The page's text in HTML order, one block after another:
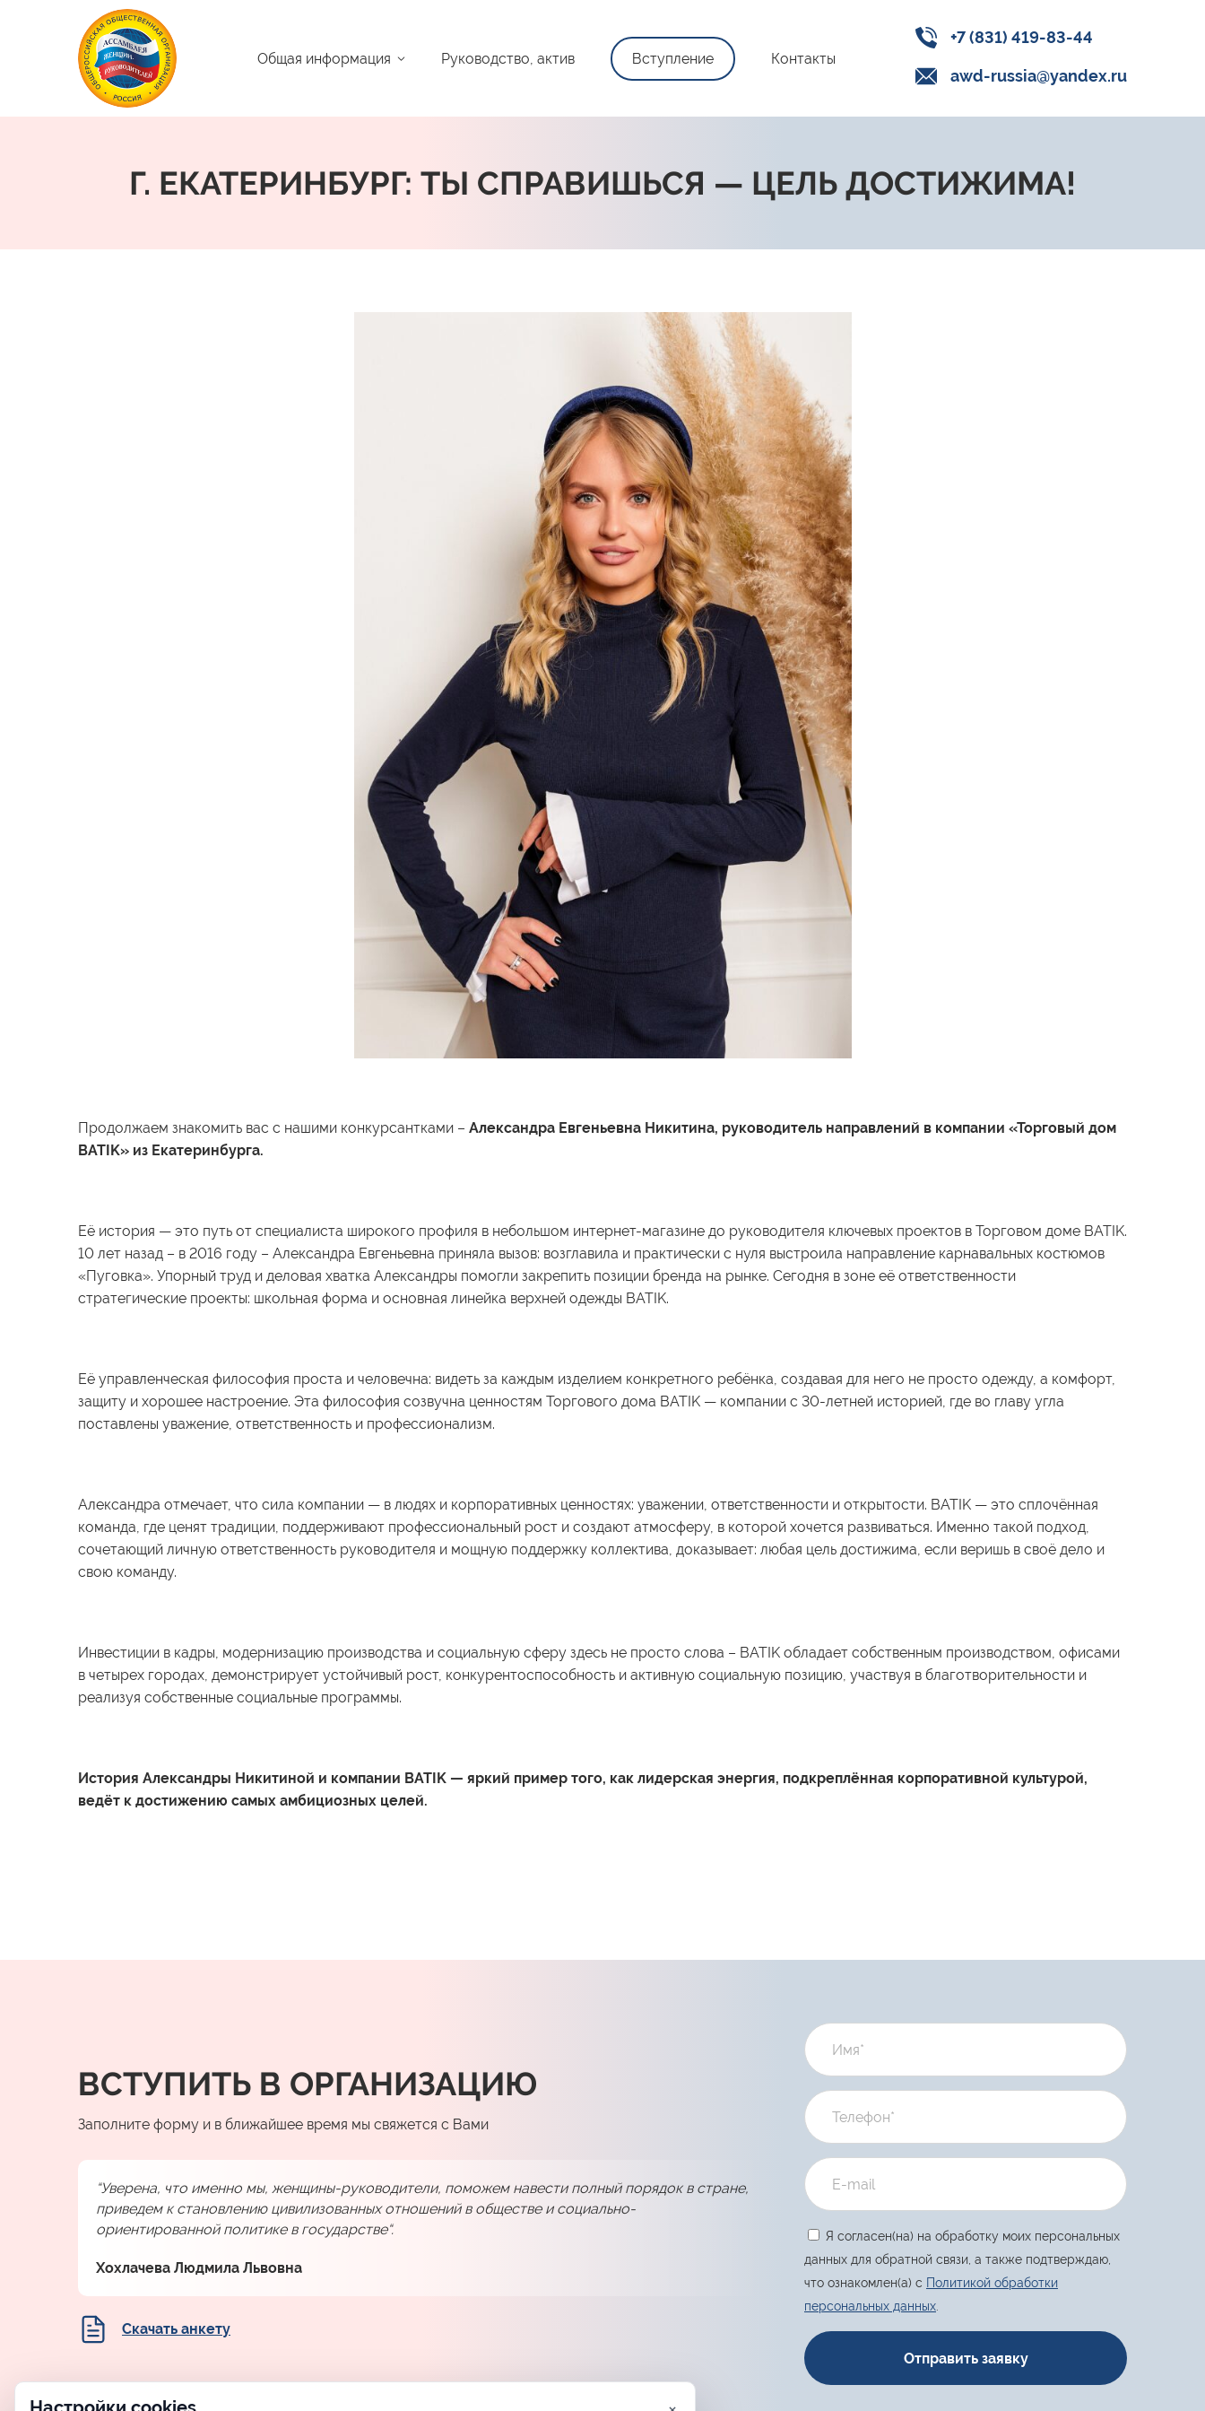
Общая информация Руководство, актив Вступление Контакты
+7 (831) 419-83-44
awd-russia@yandex.ru
Г. ЕКАТЕРИНБУРГ: ТЫ СПРАВИШЬСЯ — ЦЕЛЬ ДОСТИЖИМА!
Продолжаем знакомить вас с нашими конкурсантками – Александра Евгеньевна Никитина, руководитель направлений в компании «Торговый дом
BATIK» из Екатеринбурга.
Её история — это путь от специалиста широкого профиля в небольшом интернет-магазине до руководителя ключевых проектов в Торговом доме BATIK.
10 лет назад – в 2016 году – Александра Евгеньевна приняла вызов: возглавила и практически с нуля выстроила направление карнавальных костюмов
«Пуговка». Упорный труд и деловая хватка Александры помогли закрепить позиции бренда на рынке. Сегодня в зоне её ответственности
стратегические проекты: школьная форма и основная линейка верхней одежды BATIK.
Её управленческая философия проста и человечна: видеть за каждым изделием конкретного ребёнка, создавая для него не просто одежду, а комфорт,
защиту и хорошее настроение. Эта философия созвучна ценностям Торгового дома BATIK — компании с 30-летней историей, где во главу угла
поставлены уважение, ответственность и профессионализм.
Александра отмечает, что сила компании — в людях и корпоративных ценностях: уважении, ответственности и открытости. BATIK — это сплочённая
команда, где ценят традиции, поддерживают профессиональный рост и создают атмосферу, в которой хочется развиваться. Именно такой подход,
сочетающий личную ответственность руководителя и мощную поддержку коллектива, доказывает: любая цель достижима, если веришь в своё дело и
свою команду.
Инвестиции в кадры, модернизацию производства и социальную сферу здесь не просто слова – BATIK обладает собственным производством, офисами
в четырех городах, демонстрирует устойчивый рост, конкурентоспособность и активную социальную позицию, участвуя в благотворительности и
реализуя собственные социальные программы.
История Александры Никитиной и компании BATIK — яркий пример того, как лидерская энергия, подкреплённая корпоративной культурой,
ведёт к достижению самых амбициозных целей.
ВСТУПИТЬ В ОРГАНИЗАЦИЮ
Заполните форму и в ближайшее время мы свяжется с Вами
“Уверена, что именно мы, женщины-руководители, поможем навести полный порядок в стране,
приведем к становлению цивилизованных отношений в обществе и социально-
ориентированной политике в государстве“.
Хохлачева Людмила Львовна
Скачать анкету
Я согласен(на) на обработку моих персональных
данных для обратной связи, а также подтверждаю,
что ознакомлен(а) с Политикой обработки
персональных данных